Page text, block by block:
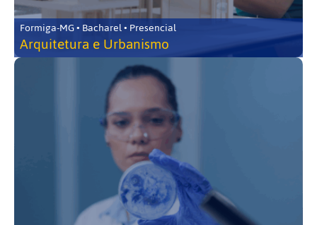
Formiga-MG • Bacharel • Presencial
Arquitetura e Urbanismo